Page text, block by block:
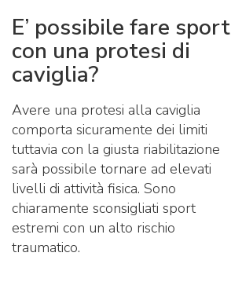
E’ possibile fare sport
con una protesi di
caviglia?
Avere una protesi alla caviglia
comporta sicuramente dei limiti
tuttavia con la giusta riabilitazione
sarà possibile tornare ad elevati
livelli di attività fisica. Sono
chiaramente sconsigliati sport
estremi con un alto rischio
traumatico.